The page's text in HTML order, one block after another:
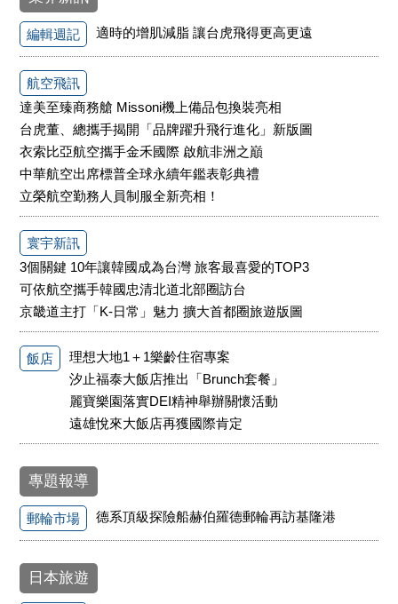
編輯週記 適時的增肌減脂 讓台虎飛得更高更遠
航空飛訊
達美至臻商務艙 Missoni機上備品包換裝亮相
台虎董、總攜手揭開「品牌躍升飛行進化」新版圖
衣索比亞航空攜手金禾國際 啟航非洲之巔
中華航空出席標普全球永續年鑑表彰典禮
立榮航空勤務人員制服全新亮相！
寰宇新訊
3個關鍵 10年讓韓國成為台灣 旅客最喜愛的TOP3
可依航空攜手韓國忠清北道北部圈訪台
京畿道主打「K-日常」魅力 擴大首都圈旅遊版圖
飯店
理想大地1＋1樂齡住宿專案
汐止福泰大飯店推出「Brunch套餐」
麗寶樂園落實DEI精神舉辦關懷活動
遠雄悅來大飯店再獲國際肯定
專題報導
郵輪市場 德系頂級探險船赫伯羅德郵輪再訪基隆港
日本旅遊